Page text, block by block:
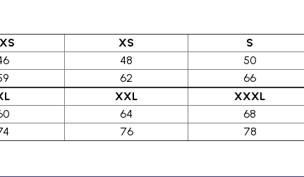
XS S
48 50
62 66
XXL XXXL
64 68
76 78